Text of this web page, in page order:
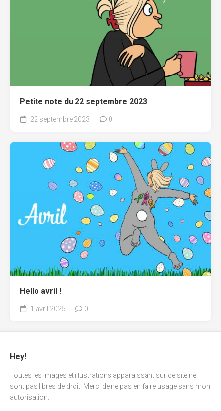
Petite note du 22 septembre 2023
22 septembre 2023 0
Hello avril !
1 avril 2025 0
Hey!
Toutes les images et illustrations apparaissant sur ce site ne
sont pas libres de droit. Merci de ne pas en faire usage sans mon
autorisation.